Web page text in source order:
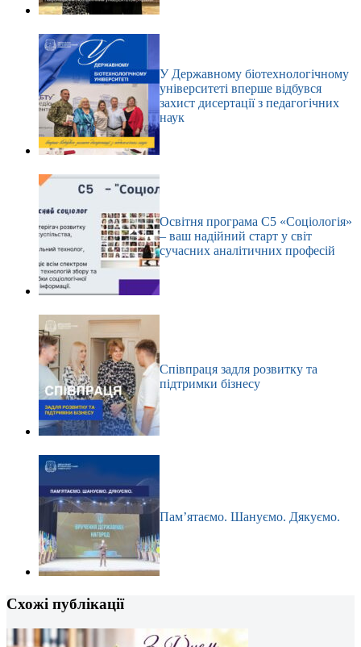
У Державному біотехнологічному
університеті вперше відбувся
захист дисертації з педагогічних
наук
Освітня програма С5 «Соціологія»
– ваш надійний старт у світ
сучасних аналітичних професій
Співпраця задля розвитку та
підтримки бізнесу
Пам’ятаємо. Шануємо. Дякуємо.
Схожі публікації